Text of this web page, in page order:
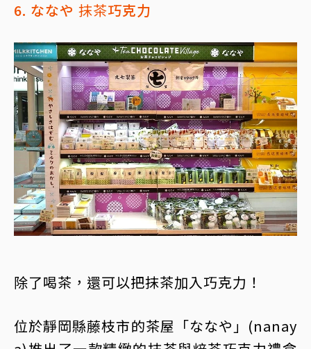
6. ななや 抹茶巧克力
除了喝茶，還可以把抹茶加入巧克力！
位於靜岡縣藤枝市的茶屋「ななや」(nanay